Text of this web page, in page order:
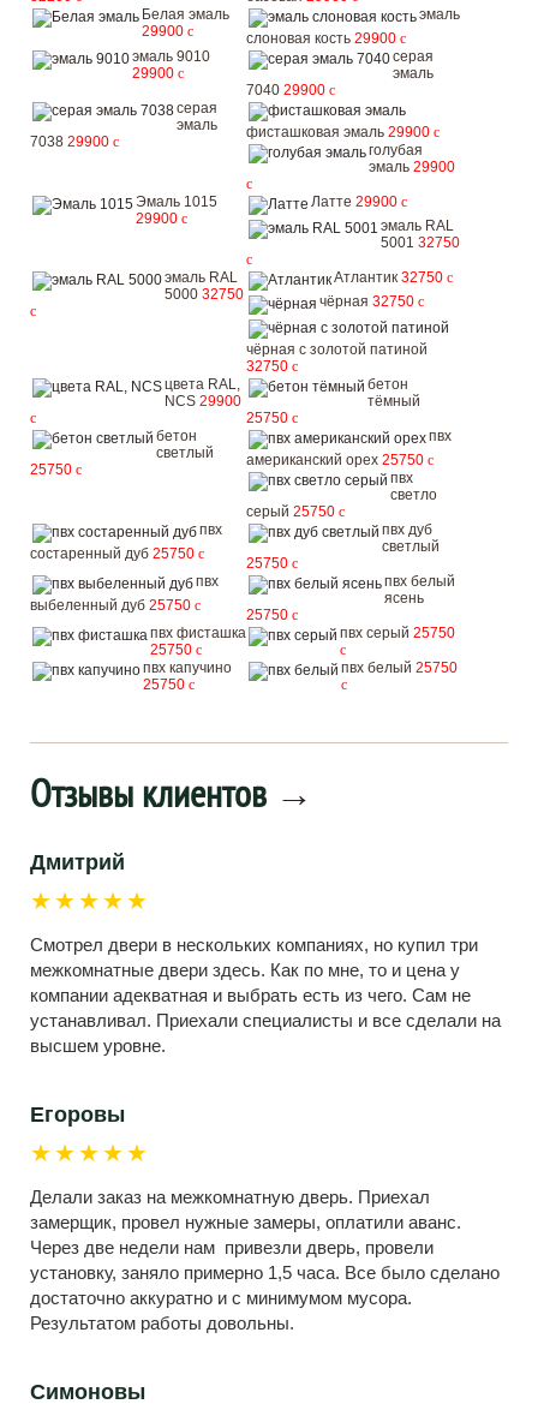
Белая эмаль
29900 c
эмаль
слоновая кость 29900 c
эмаль 9010
29900 c
серая
эмаль
7040 29900 c
серая
эмаль
7038 29900 c
фисташковая эмаль 29900 c
голубая
эмаль 29900
c
Эмаль 1015
29900 c
Латте 29900 c
эмаль RAL
5001 32750
c
эмаль RAL
5000 32750
c
Атлантик 32750 c
чёрная 32750 c
чёрная с золотой патиной
32750 c
цвета RAL,
NCS 29900
c
бетон
тёмный
25750 c
бетон
светлый
25750 c
пвх
американский орех 25750 c
пвх
светло
серый 25750 c
пвх
состаренный дуб 25750 c
пвх дуб
светлый
25750 c
пвх
выбеленный дуб 25750 c
пвх белый
ясень
25750 c
пвх фисташка
25750 c
пвх серый 25750
c
пвх капучино
25750 c
пвх белый 25750
c
Отзывы клиентов →
Дмитрий
★★★★★
Смотрел двери в нескольких компаниях, но купил три
межкомнатные двери здесь. Как по мне, то и цена у
компании адекватная и выбрать есть из чего. Сам не
устанавливал. Приехали специалисты и все сделали на
высшем уровне.
Егоровы
★★★★★
Делали заказ на межкомнатную дверь. Приехал
замерщик, провел нужные замеры, оплатили аванс.
Через две недели нам привезли дверь, провели
установку, заняло примерно 1,5 часа. Все было сделано
достаточно аккуратно и с минимумом мусора.
Результатом работы довольны.
Симоновы